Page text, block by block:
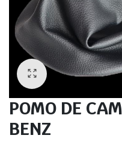
POMO DE
BENZ